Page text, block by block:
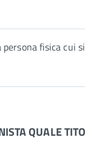
persona fisica cui
QUALE